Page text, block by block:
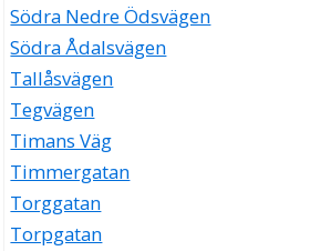
Södra Nedre Ödsvägen
Södra Ådalsvägen
Tallåsvägen
Tegvägen
Timans Väg
Timmergatan
Torggatan
Torpgatan